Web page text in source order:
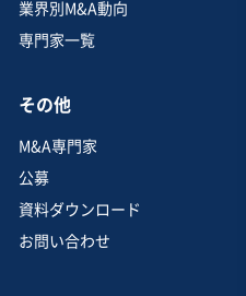
業界別M&A動向
専門家一覧
その他
M&A専門家
公募
資料ダウンロード
お問い合わせ